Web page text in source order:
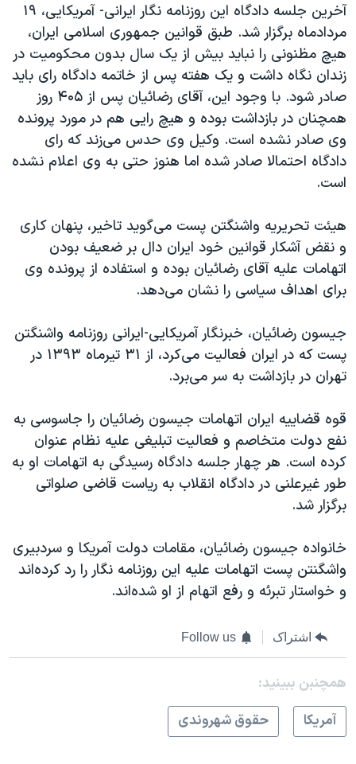
صفحه‌های ویژه
سفر پرزیدنت ترامپ به چین
آخرين جلسه دادگاه این روزنامه نگار ایرانی- آمریکایی، ۱۹
مردادماه برگزار شد. طبق قوانين جمهوری اسلامی ايران،
هيچ مظنونی را نبايد بيش از يک سال بدون محکوميت در
زندان نگاه داشت و يک هفته پس از خاتمه دادگاه رای بايد
صادر شود. با وجود این، آقای رضائيان پس از ۴۰۵ روز
همچنان در بازداشت بوده و هيچ رايی هم در مورد پرونده
وی صادر نشده است. وکيل وی حدس می‌زند که رای
دادگاه احتمالا صادر شده اما هنوز حتی به وی اعلام نشده
است.
هيئت تحريريه واشنگتن پست می‌گويد تاخير، پنهان کاری
و نقض آشکار قوانین خود ایران دال بر ضعيف بودن
اتهامات علیه آقای رضائیان بوده و استفاده از پرونده وی
برای اهداف سیاسی را نشان می‌دهد.
جیسون رضائیان، خبرنگار آمریکایی-ایرانی روزنامه واشنگتن
پست که در ایران فعالیت می‌کرد، از ۳۱ تیرماه ۱۳۹۳ در
تهران در بازداشت به سر می‌برد.
قوه قضاییه ایران اتهامات جیسون رضائیان را جاسوسی به
نفع دولت متخاصم و فعالیت تبلیغی علیه نظام عنوان
کرده است. هر چهار جلسه دادگاه رسیدگی به اتهامات او به
طور غیرعلنی در دادگاه انقلاب به ریاست قاضی صلواتی
برگزار شد.
خانواده جیسون رضائیان، مقامات دولت آمریکا و سردبیری
واشگنتن پست اتهامات علیه این روزنامه نگار را رد کرده‌اند
و خواستار تبرئه و رفع اتهام از او شده‌اند.
اشتراک Follow us
همچنبن ببینید:
آمريکا
حقوق شهروندی